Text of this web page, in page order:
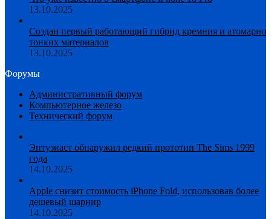
13.10.2025
Создан первый работающий гибрид кремния и атомарно
тонких материалов
13.10.2025
Форумы
Административный форум
Компьютерное железо
Технический форум
Энтузиаст обнаружил редкий прототип The Sims 1999
года
14.10.2025
Apple снизит стоимость iPhone Fold, использовав более
дешевый шарнир
14.10.2025